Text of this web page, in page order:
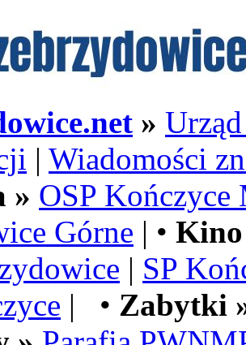
»
| Wiadomości
» OSP Kończyce
Górne | •
| SP
| • Zabytki